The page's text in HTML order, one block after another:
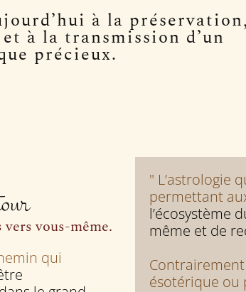
à la préservation,
à la transmission d’un
précieux.
vous-même.
qui
" L’astrologie
permettant
l’écosystème
même et de
Contrairement
ésotérique ou